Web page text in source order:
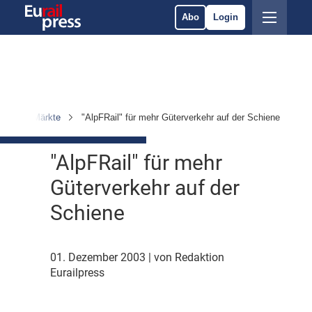
Abo Login
& Märkte "AlpFRail" für mehr Güterverkehr auf der Schiene
"AlpFRail" für mehr
Güterverkehr auf der
Schiene
01. Dezember 2003
| von Redaktion
Eurailpress